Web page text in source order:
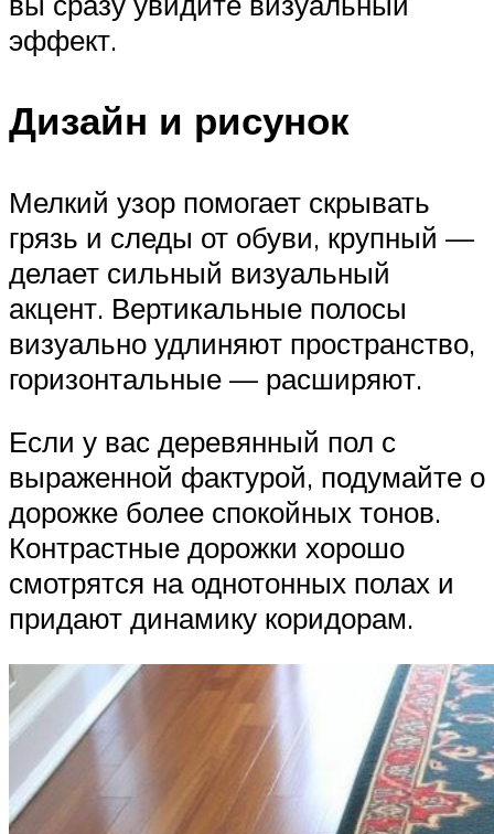
эффект.
Дизайн и рисунок
Мелкий узор помогает скрывать
грязь и следы от обуви, крупный —
делает сильный визуальный
акцент. Вертикальные полосы
визуально удлиняют пространство,
горизонтальные — расширяют.
Если у вас деревянный пол с
выраженной фактурой, подумайте о
дорожке более спокойных тонов.
Контрастные дорожки хорошо
смотрятся на однотонных полах и
придают динамику коридорам.